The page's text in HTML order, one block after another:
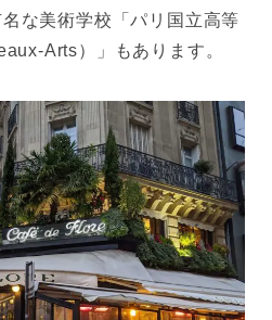
な美術学校「パリ国立高等
Arts）」もあります。